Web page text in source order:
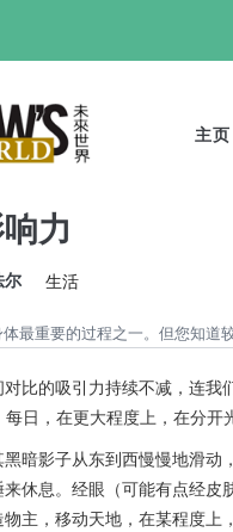
主页
力
尔 生活
最重要的过程之一。但您知道
比的吸引力持续不减，连
日，在更大程度上，在分开
暗影子从东到西慢慢地滑
休息。经眼（可能有点经
主，移动天地，在某程度